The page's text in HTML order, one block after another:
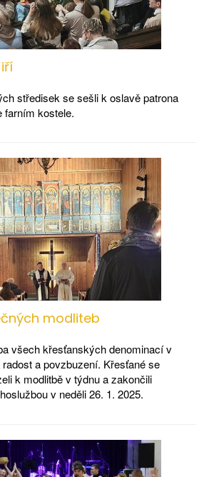
středisek se sešli k oslavě patrona
farním kostele.
modliteb
všech křesťanských denominací v
a povzbuzení. Křesťané se
k modlitbě v týdnu a zakončili
v neděli 26. 1. 2025.